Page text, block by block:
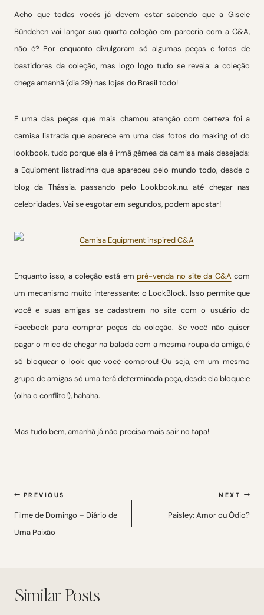
Acho que todas vocês já devem estar sabendo que a Gisele
Bündchen vai lançar sua quarta coleção em parceria com a C&A,
não é? Por enquanto divulgaram só algumas peças e fotos de
bastidores da coleção, mas logo logo tudo se revela: a coleção
chega amanhã (dia 29) nas lojas do Brasil todo!
E uma das peças que mais chamou atenção com certeza foi a
camisa listrada que aparece em uma das fotos do making of do
lookbook, tudo porque ela é irmã gêmea da camisa mais desejada:
a Equipment listradinha que apareceu pelo mundo todo, desde o
blog da Thássia, passando pelo Lookbook.nu, até chegar nas
celebridades. Vai se esgotar em segundos, podem apostar!
Enquanto isso, a coleção está em pré-venda no site da C&A com
um mecanismo muito interessante: o LookBlock. Isso permite que
você e suas amigas se cadastrem no site com o usuário do
Facebook para comprar peças da coleção. Se você não quiser
pagar o mico de chegar na balada com a mesma roupa da amiga, é
só bloquear o look que você comprou! Ou seja, em um mesmo
grupo de amigas só uma terá determinada peça, desde ela bloqueie
(olha o conflito!), hahaha.
Mas tudo bem, amanhã já não precisa mais sair no tapa!
Navegação
de
Post
PREVIOUS
Filme de Domingo – Diário de
Uma Paixão
NEXT
Paisley: Amor ou Ódio?
Similar Posts